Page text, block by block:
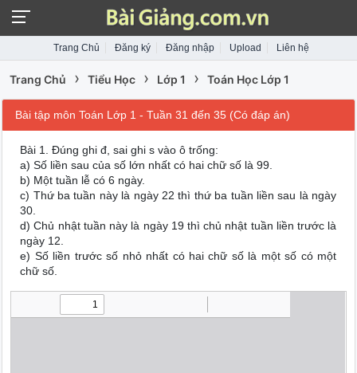
Trang Chủ Đăng ký Đăng nhập Upload Liên hệ
Trang Chủ › Tiểu Học › Lớp 1 › Toán Học Lớp 1
Bài tập môn Toán Lớp 1 - Tuần 31 đến 35 (Có đáp án)
Bài 1. Đúng ghi đ, sai ghi s vào ô trống:
a) Số liền sau của số lớn nhất có hai chữ số là 99.
b) Một tuần lễ có 6 ngày.
c) Thứ ba tuần này là ngày 22 thì thứ ba tuần liền sau là ngày
30.
d) Chủ nhật tuần này là ngày 19 thì chủ nhật tuần liền trước là
ngày 12.
e) Số liền trước số nhỏ nhất có hai chữ số là một số có một
chữ số.